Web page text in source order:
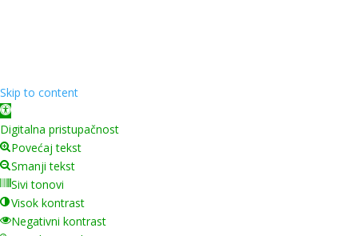
Skip to content
Open toolbar
Digitalna pristupačnost
Povećaj tekst
Smanji tekst
Sivi tonovi
Visok kontrast
Negativni kontrast